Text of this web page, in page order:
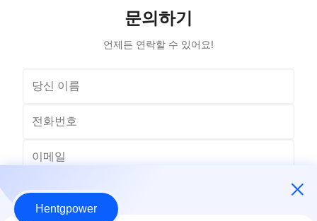
문의하기
언제든 연락할 수 있어요!
Hentgpower